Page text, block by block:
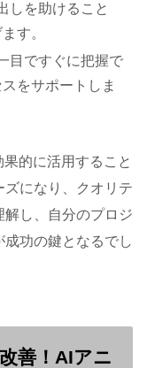
しを助けること
す。
目ですぐに把握で
をサポートしま
的に活用すること
になり、クオリテ
解し、自分のプロジ
功の鍵となるでし
善！AIアニ